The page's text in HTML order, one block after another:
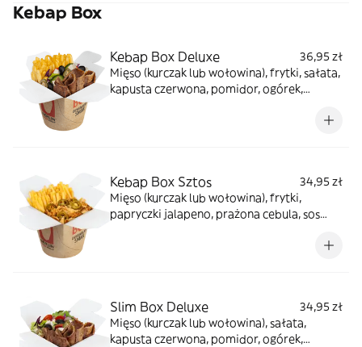
Kebap Box
Kebap Box Deluxe
36,95 zł
Mięso (kurczak lub wołowina), frytki, sałata,
kapusta czerwona, pomidor, ogórek,
Kebap Box Sztos
34,95 zł
Mięso (kurczak lub wołowina), frytki,
papryczki jalapeno, prażona cebula, sos
Slim Box Deluxe
34,95 zł
Mięso (kurczak lub wołowina), sałata,
kapusta czerwona, pomidor, ogórek,